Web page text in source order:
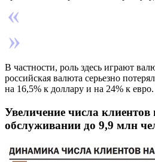
В частности, роль здесь играют
российская валюта серьезно
на 16,5% к доллару и на 24% к
Увеличение числа
обслуживании до 9,9 млн